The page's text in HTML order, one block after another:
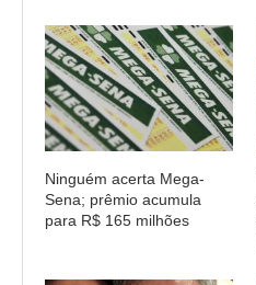
Ninguém acerta Mega-
Sena; prêmio acumula
para R$ 165 milhões